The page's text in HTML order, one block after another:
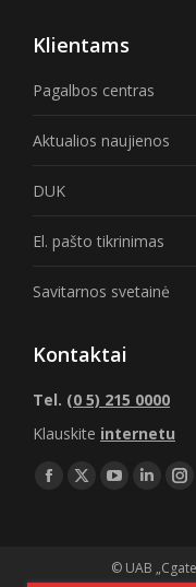
Klientams
Pagalbos centras
Aktualios naujienos
DUK
El. pašto tikrinimas
Savitarnos svetainė
Kontaktai
Tel. (0 5) 215 0000
Klauskite internetu
Find us on:
Facebook
X
YouTube
in
Linkedin
in
in
© UAB